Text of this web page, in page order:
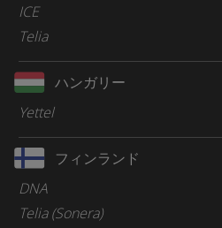
ICE
Telia
ハンガリー
Yettel
フィンランド
DNA
Telia (Sonera)